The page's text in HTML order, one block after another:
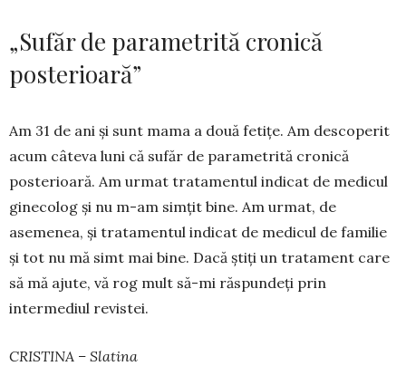
„Sufăr de parametrită cronică
posterioară”
Am 31 de ani și sunt mama a două fe­tițe. Am descoperit
acum câteva luni că sufăr de para­me­trită cronică
poste­rioa­ră. Am urmat tratamentul indicat de me­dicul
ginecolog și nu m-am simțit bine. Am urmat, de
asemenea, și tratamentul in­dicat de medicul de familie
și tot nu mă simt mai bine. Dacă știți un tratament care
să mă ajute, vă rog mult să-mi răspundeți prin
intermediul revistei.
CRISTINA – Slatina